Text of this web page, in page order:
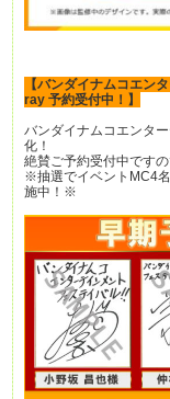
【バンダイナムコエン
ray 予約受付中！】
バンダイナムコエンタ
化！
絶賛ご予約受付中です
※抽選でイベントMC4
施中！※